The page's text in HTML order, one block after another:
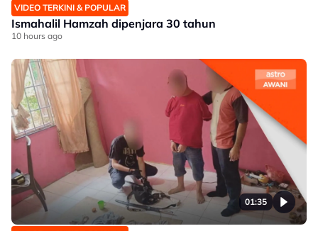
VIDEO TERKINI & POPULAR
Ismahalil Hamzah dipenjara 30 tahun
10 hours ago
01:35